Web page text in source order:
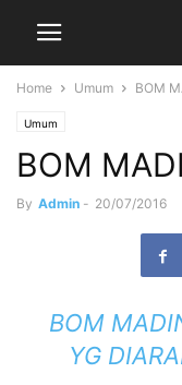
Home Umum BOM
Umum
BOM
By Admin - 20/07/2016
BOM
YG